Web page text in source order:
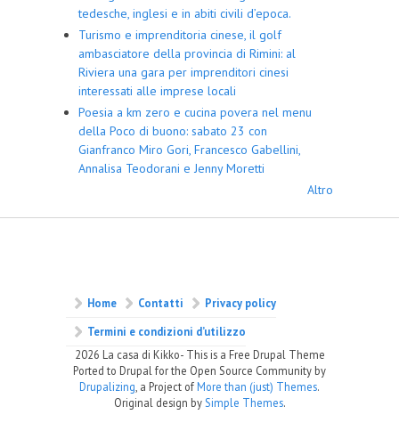
tedesche, inglesi e in abiti civili d’epoca.
Turismo e imprenditoria cinese, il golf
ambasciatore della provincia di Rimini: al
Riviera una gara per imprenditori cinesi
interessati alle imprese locali
Poesia a km zero e cucina povera nel menu
della Poco di buono: sabato 23 con
Gianfranco Miro Gori, Francesco Gabellini,
Annalisa Teodorani e Jenny Moretti
Altro
Home Contatti
Privacy policy
Termini e condizioni d’utilizzo
2026 La casa di Kikko- This is a Free Drupal Theme
Ported to Drupal for the Open Source Community by
Drupalizing, a Project ofMore than (just) Themes.
Original design bySimple Themes.